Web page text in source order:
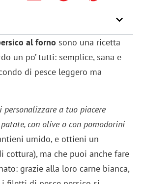
al forno sono una ricetta
un po’ tutti: semplice, sana e
di pesce leggero ma
a tuo piacere
con olive o con pomodorini
umido, e ottieni un
cottura), ma che puoi anche fare
grazie alla loro carne bianca,